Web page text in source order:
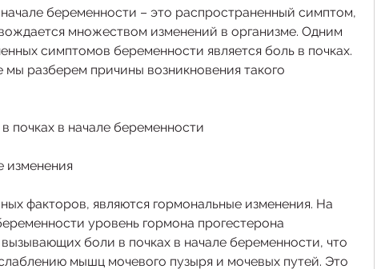
начале беременности – это распространенный симптом,
множеством изменений в организме. Одним
симптомов беременности является боль в почках.
мы разберем причины возникновения такого
почках в начале беременности
изменения
факторов, являются гормональные изменения. На
уровень гормона прогестерона
боли в почках в начале беременности, что
мышц мочевого пузыря и мочевых путей. Это